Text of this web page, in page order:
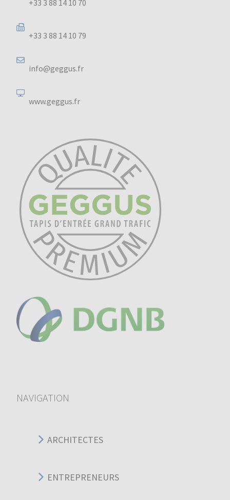
+33 3 88 14 10 70
+33 3 88 14 10 79
info@geggus.fr
www.geggus.fr
NAVIGATION
ARCHITECTES
ENTREPRENEURS